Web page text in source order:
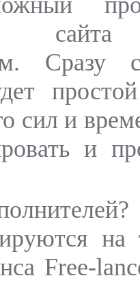
Сразу
сил и
и
Free-